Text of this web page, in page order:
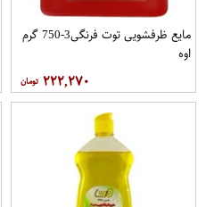
مایع ظرفشویی توت فرنگی3-750 گرم
اوه
۲۲۲,۲۷۰